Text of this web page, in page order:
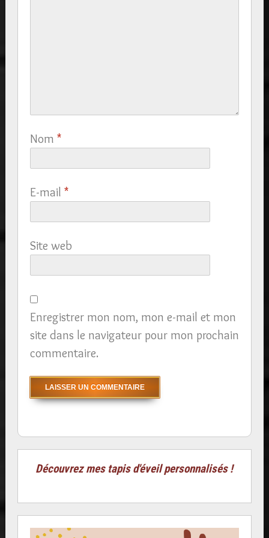
Nom *
E-mail *
Site web
Enregistrer mon nom, mon e-mail et mon
site dans le navigateur pour mon prochain
commentaire.
Découvrez mes tapis d'éveil personnalisés !